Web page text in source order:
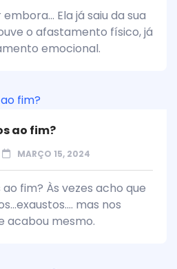
Ela já saiu da sua
o afastamento físico, já
emocional.
ao fim?
MARÇO 15, 2024
fim? Às vezes acho que
mas nos
acabou mesmo.